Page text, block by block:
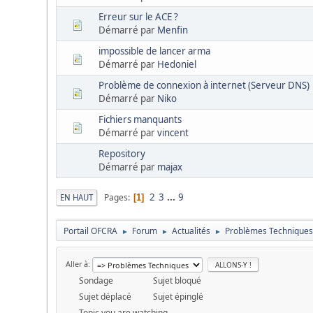
Erreur sur le ACE ?
Démarré par Menfin
impossible de lancer arma
Démarré par Hedoniel
Problème de connexion à internet (Serveur DNS)
Démarré par Niko
Fichiers manquants
Démarré parvincent
Repository
Démarré par majax
EN HAUT Pages 1 2 3 ... 9
Portail OFCRA ► Forum ► Actualités ► Problèmes Techniques
Aller à
Sondage
Sujet déplacé
Sujet bloqué
Sujet épinglé